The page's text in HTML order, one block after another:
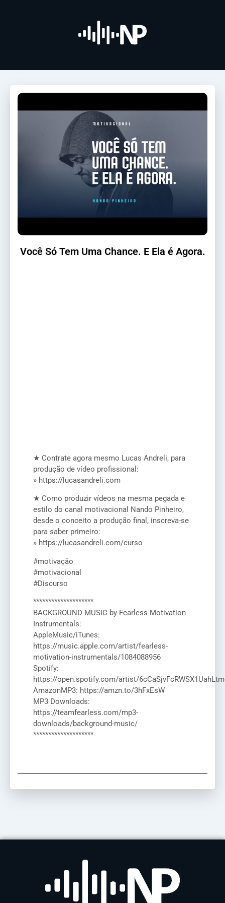
Você Só Tem Uma Chance. E Ela é Agora.
★ Contrate agora mesmo Lucas Andreli, para
produção de vídeo profissional:
» https://lucasandreli.com
★ Como produzir vídeos na mesma pegada e
estilo do canal motivacional Nando Pinheiro,
desde o conceito a produção final, inscreva-se
para saber primeiro:
» https://lucasandreli.com/curso
#motivação
#motivacional
#Discurso
********************
BACKGROUND MUSIC by Fearless Motivation
Instrumentals:
AppleMusic/iTunes:
https://music.apple.com/artist/fearless-
motivation-instrumentals/1084088956
Spotify:
https://open.spotify.com/artist/
AmazonMP3: https://amzn.to/3hFxEsW
MP3 Downloads:
https://teamfearless.com/mp3-
downloads/background-music/
********************